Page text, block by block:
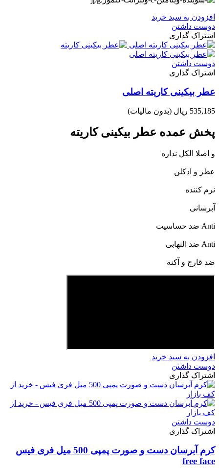
افزودن به سبد خرید
دوست داشتن
اشتراک گذاری
دوست داشتن
اشتراک گذاری
عطر بیکینی کاریته اصلی
535,185 ریال (بدون مالیات)
پخش عمده عطر بیکینی کاریته
و اصلا الکل نداره
عطر و ادکلن
نرم کننده
آبرسانی
Anti ضد حساسیت
Anti ضد التهابی
ضد قارچ و آکنه
افزودن به سبد خرید
دوست داشتن
اشتراک گذاری
دوست داشتن
اشتراک گذاری
کرم آبرسان دست و صورت پمپی 500 میل فری فیس
free face